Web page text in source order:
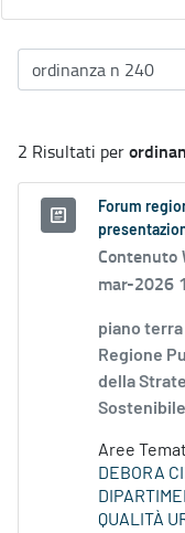
2 Risultati per
Forum
Contenuto
mar-2026
piano
Regione
della
Aree
DEBORA
QUALITÀ